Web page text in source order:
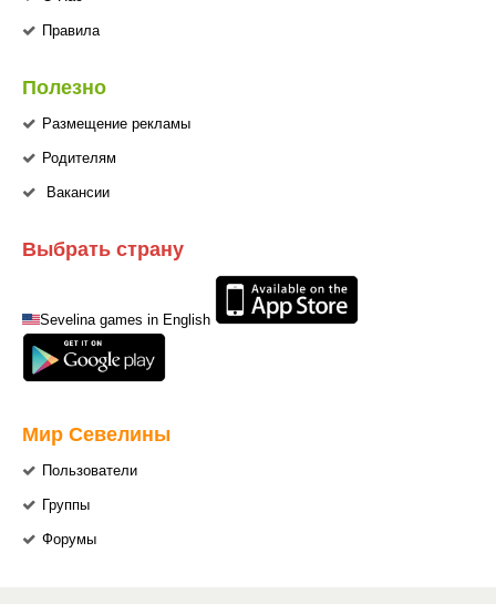
Правила
Полезно
Размещение рекламы
Родителям
Вакансии
Выбрать страну
Sevelina games in English
Мир Севелины
Пользователи
Группы
Форумы